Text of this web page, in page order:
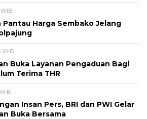
WIB
Pantau Harga Sembako Jelang
WIB
Buka Layanan Pengaduan Bagi
Terima THR
Insan Pers, BRI dan PWI Gelar
Buka Bersama